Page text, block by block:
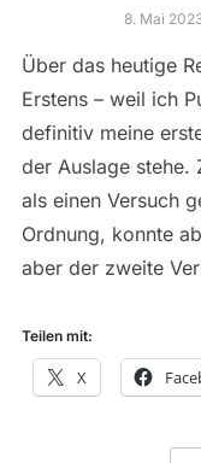
8. Mai
Über das heutige
Erstens – weil ich
definitiv meine
der Auslage stehe.
als einen Versuch
Ordnung, konnte
aber der zweite
Teilen mit:
X